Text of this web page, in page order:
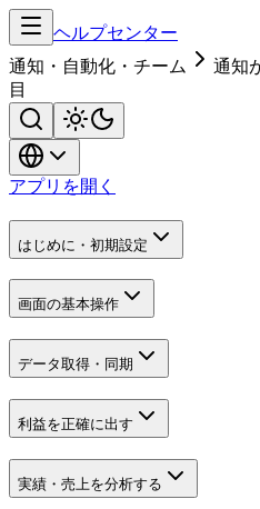
ヘルプセンター
通知・自動化・チーム
通知
目
アプリを開く
はじめに・初期設定
画面の基本操作
データ取得・同期
利益を正確に出す
実績・売上を分析する